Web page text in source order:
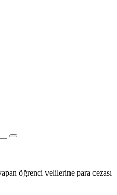
Arama
öğrenci velilerine para cezası